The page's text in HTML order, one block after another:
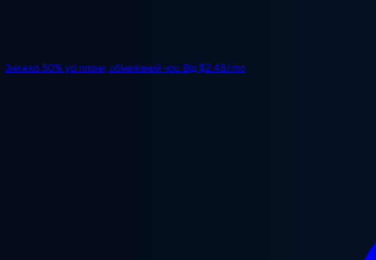
Знижка 50% усі плани, обмежений час. Від$2.48/mo